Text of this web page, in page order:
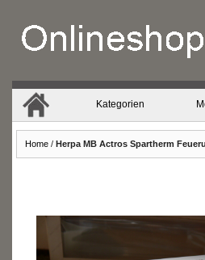
Kategorien
Home / Herpa MB Actros Spartherm